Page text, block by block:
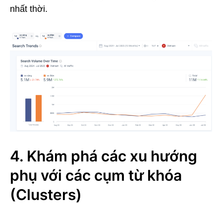
nhất thời.
4. Khám phá các xu hướng
phụ với các cụm từ khóa
(Clusters)